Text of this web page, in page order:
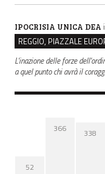
IPOCRISIA UNICA DEA
L'inazione delle forze
a quel punto chi avrà il
52
366 338